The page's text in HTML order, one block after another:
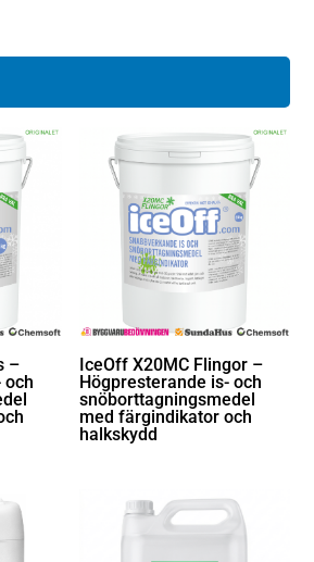
–
och
IceOff X20MC Flingor –
Högpresterande is- och
snöborttagningsmedel
med färgindikator och
halkskydd